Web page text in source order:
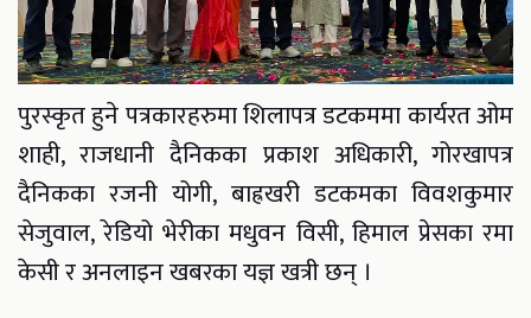
पुरस्कृत हुने पत्रकारहरुमा शिलापत्र डटकममा कार्यरत ओम
शाही, राजधानी दैनिकका प्रकाश अधिकारी, गोरखापत्र
दैनिकका रजनी योगी, बाह्रखरी डटकमका विवशकुमार
सेजुवाल, रेडियो भेरीका मधुवन विसी, हिमाल प्रेसका रमा
केसी र अनलाइन खबरका यज्ञ खत्री छन् ।